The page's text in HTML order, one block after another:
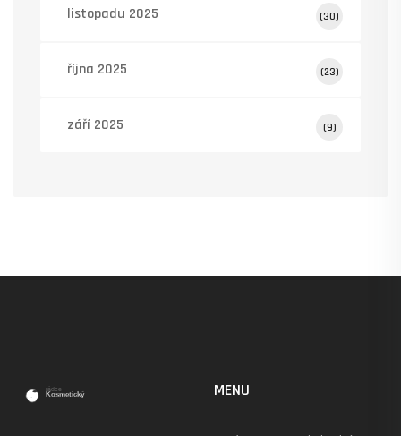
listopadu 2025 (30)
října 2025 (23)
září 2025 (9)
MENU